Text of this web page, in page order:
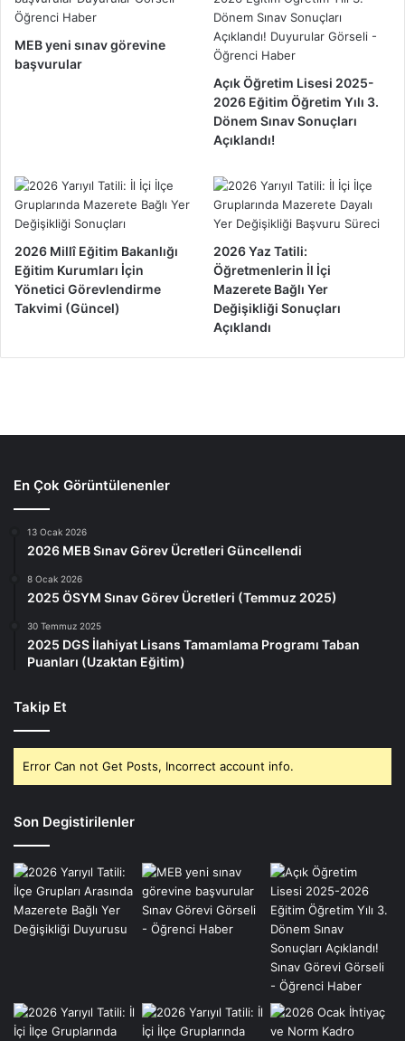
MEB yeni sınav görevine
başvurular
Açık Öğretim Lisesi 2025-
2026 Eğitim Öğretim Yılı 3.
Dönem Sınav Sonuçları
Açıklandı!
2026 Millî Eğitim Bakanlığı
Eğitim Kurumları İçin
Yönetici Görevlendirme
Takvimi (Güncel)
2026 Yaz Tatili:
Öğretmenlerin İl İçi
Mazerete Bağlı Yer
Değişikliği Sonuçları
Açıklandı
En Çok Görüntülenenler
13 Ocak 2026
2026 MEB Sınav Görev Ücretleri Güncellendi
8 Ocak 2026
2025 ÖSYM Sınav Görev Ücretleri (Temmuz 2025)
30 Temmuz 2025
2025 DGS İlahiyat Lisans Tamamlama Programı Taban
Puanları (Uzaktan Eğitim)
Takip Et
Error Can not Get Posts, Incorrect account info.
Son Degistirilenler